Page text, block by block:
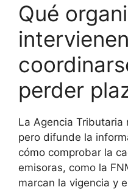
Qué
perder
La Agencia
pero difunde la
cómo comprobar la
emisoras, como la
marcan la vigencia y